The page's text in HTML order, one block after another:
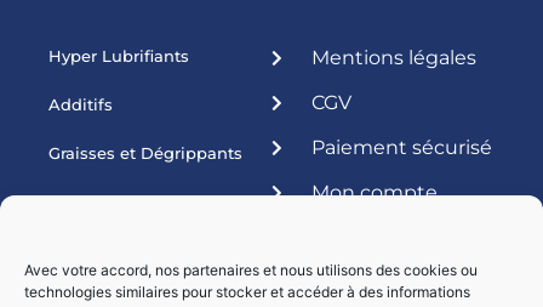
Avec votre accord, nos partenaires et nous utilisons des cookies ou
technologies similaires pour stocker et accéder à des informations
Hyper Lubrifiants
Additifs
Graisses et Dégrippants
Produits ateliers
Mentions légales
CGV
Paiement sécurisé
Mon compte